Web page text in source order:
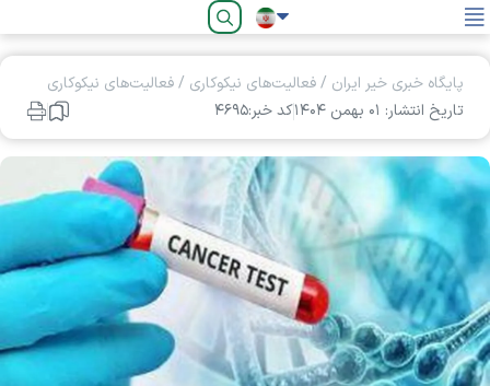
فارسی
پایگاه خبری خیر ایران /فعالیت‌های نیکوکاری /فعالیت‌های نیکوکاری
تاریخ انتشار: ۰۱ بهمن ۱۴۰۴
کد خبر:۴۶۹۵